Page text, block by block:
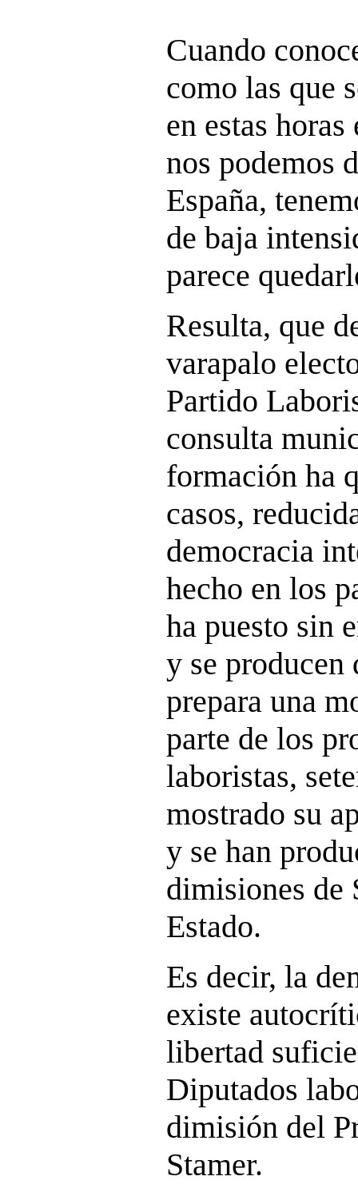
Cuando
como las que
en estas
nos podemos
España,
de baja
parece
Resulta, que
varapalo
Partido
consulta
formación ha
casos,
democracia
hecho en los
ha puesto sin
y se producen
prepara una
parte de los
laboristas,
mostrado su
y se han
dimisiones de
Estado.
Es decir, la
existe
libertad
Diputados
dimisión del
Stamer.